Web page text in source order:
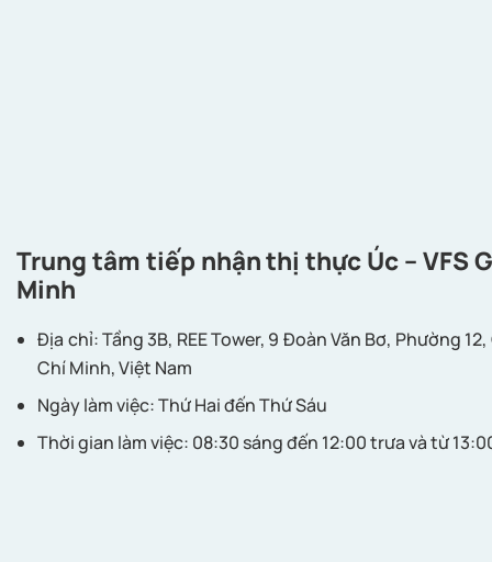
Trung tâm tiếp nhận thị thực Úc – VFS
Minh
Địa chỉ: Tầng 3B, REE Tower, 9 Đoàn Văn Bơ, Phường
Chí Minh, Việt Nam
Ngày làm việc: Thứ Hai đến Thứ Sáu
Thời gian làm việc: 08:30 sáng đến 12:00 trưa và từ